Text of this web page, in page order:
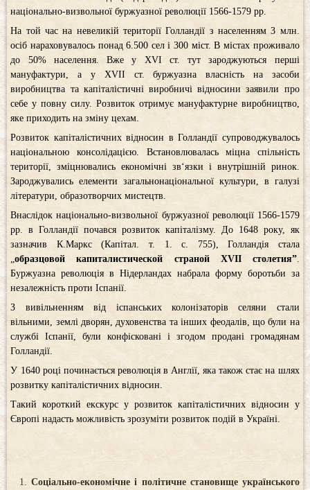
національно-визвольної буржуазної революції 1566-1579 рр.
На той час на невеликій території Голландії з населенням 3 млн.
осіб нараховувалось понад 6.500 сел і 300 міст. В містах проживало
до 50% населення. Вже у XVІ ст. тут зароджуються перші
мануфактури, а у XVІI cт. буржуазна власність на засоби
виробництва та капіталістичні виробничі відносини заявили про
себе у повну силу. Розвиток отримує мануфактурне виробництво,
яке приходить на зміну цехам.
Розвиток капіталістичних відносин в Голландії супроводжувалось
національною консолідацією. Встановлювалась міцна спільність
території, зміцнювались економічні зв‘язки і внутрішній ринок.
Зароджувались елементи загальнонаціональної культури, в галузі
літератури, образотворчих мистецтв.
Внаслідок національно-визвольної буржуазної революції 1566-1579
рр. в Голландії почався розвиток капіталізму. До 1648 року, як
зазначив К.Маркс (Капітал. т. 1. с. 755), Голландія стала
„образцовой капиталистической страной XVII столетия”.
Буржуазна революція в Нідерландах набрала форму боротьби за
незалежність проти Іспанії.
З вивільненням від іспанських колонізаторів селяни стали
вільними, землі дворян, духовенства та інших феодалів, що були на
службі Іспанії, були конфісковані і згодом продані громадянам
Голландії.
У 1640 році починається революція в Англії, яка також стає на шлях
розвитку капіталістичних відносин.
Такий короткий екскурс у розвиток капіталістичних відносин у
Європі надасть можливість зрозуміти розвиток подій в Україні.
Соціально-економічне і політичне становище українського